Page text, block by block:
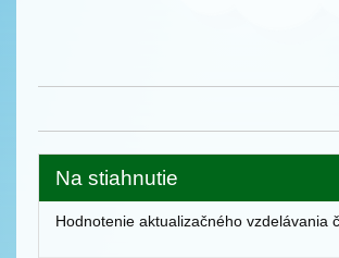
Na stiahnutie
Hodnotenie aktualizačného vzdelávania